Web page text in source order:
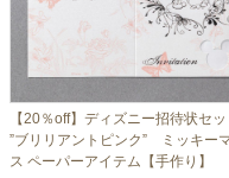
【20％off】ディズニー招待状セッ
”ブリリアントピンク” ミッキー
ス ペーパーアイテム【手作り】